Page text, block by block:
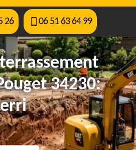
26 06 51 63 64 99
34230: